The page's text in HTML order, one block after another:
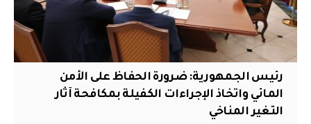
رئيس الجمهورية: ضرورة الحفاظ على الأمن
المائي واتخاذ الإجراءات الكفيلة بمكافحة آثار
التغير المناخي